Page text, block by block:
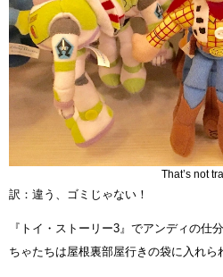
That’s not
訳：違う、ゴミじゃない！
『トイ・ストーリー3』でアンディの仕
ちゃたちは屋根裏部屋行きの袋に入れら